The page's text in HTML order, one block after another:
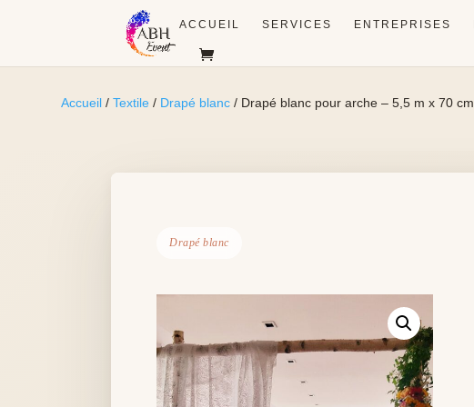
ACCUEIL SERVICES ENTREPRISES
Accueil /Textile / Drapé blanc / Drapé blanc pour arche – 5,5 m x 70 cm
Drapé blanc